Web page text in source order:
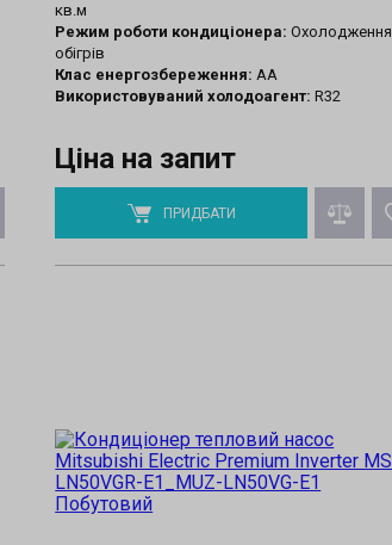
кв.м
Режим роботи кондиціонера:
обігрів
Клас енергозбереження: АА
Використовуваний холодоагент: R32
Ціна на запит
ПРИДБАТИ